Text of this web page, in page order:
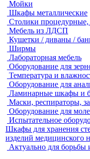
Мойки
Шкафы металлические
Столики процедурные,
Мебель из ЛДСП
Кушетки / диваны /
Ширмы
Лабораторная мебель
Оборудование для
Температура и
Оборудование для
Ламинарные шкафы и
Маски, респираторы,
Оборудование для
Испытательное
Шкафы для хранения
изделий медицинского
Актуально для